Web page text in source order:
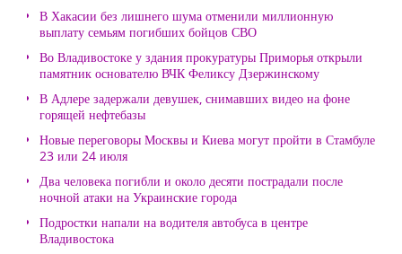
В Хакасии без лишнего шума отменили миллионную
выплату семьям погибших бойцов СВО
Во Владивостоке у здания прокуратуры Приморья открыли
памятник основателю ВЧК Феликсу Дзержинскому
В Адлере задержали девушек, снимавших видео на фоне
горящей нефтебазы
Новые переговоры Москвы и Киева могут пройти в Стамбуле
23 или 24 июля
Два человека погибли и около десяти пострадали после
ночной атаки на Украинские города
Подростки напали на водителя автобуса в центре
Владивостока